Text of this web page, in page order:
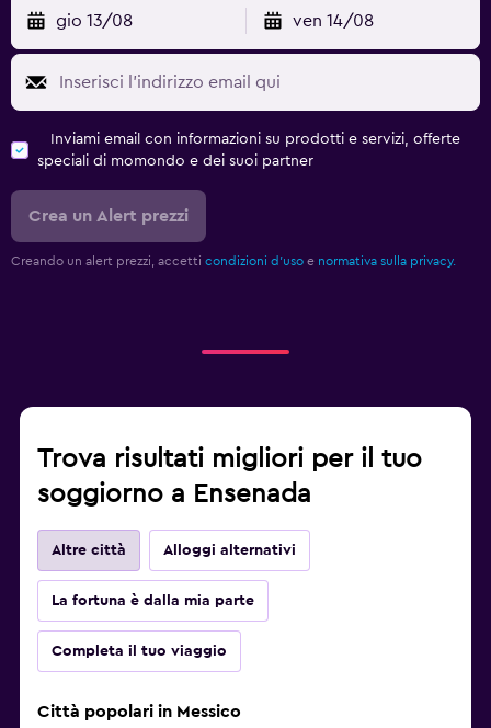
gio 13/08 ven 14/08
Inviami email con informazioni su prodotti e servizi, offerte
speciali di momondo e dei suoi partner
Crea un Alert prezzi
Creando un alert prezzi, accetti condizioni d'uso e normativa sulla privacy.
Trova risultati migliori per il tuo
soggiorno a Ensenada
Altre città Alloggi alternativi
La fortuna è dalla mia parte
Completa il tuo viaggio
Città popolari in Messico